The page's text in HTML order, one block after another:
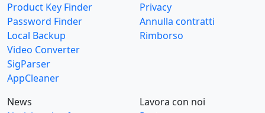
Product Key Finder
Password Finder
Local Backup
Video Converter
SigParser
AppCleaner
Privacy
Annulla contratti
Rimborso
News
Lavora con noi